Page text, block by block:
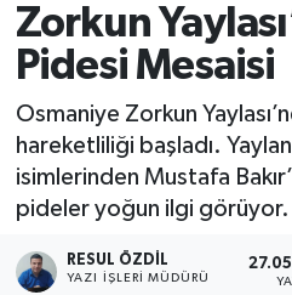
Zorkun
Pidesi Mesaisi
Osmaniye Zorkun
hareketliliği başladı.
isimlerinden Mustafa
pideler yoğun ilgi görüyor.
RESUL ÖZDIL
YAZI İŞLERI MÜDÜRÜ
SPOR
RESMİ İLANLAR
Son Dakika Haberleri
Haber Arşivi